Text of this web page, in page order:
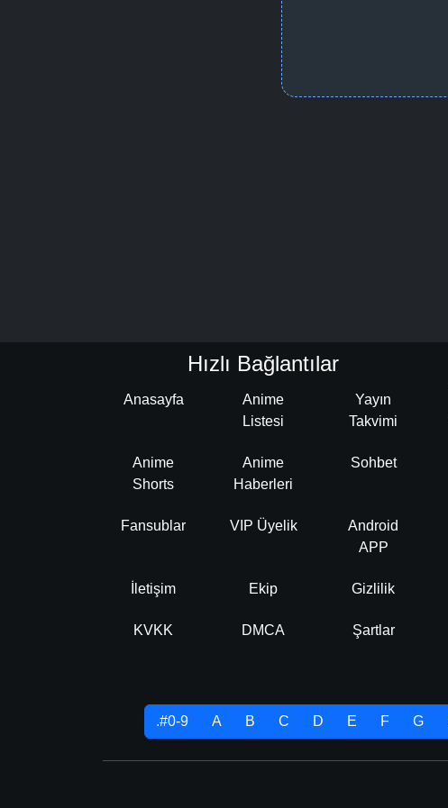
Hızlı Bağlantılar
Anasayfa
Anime
Listesi
Yayın
Takvimi
Anime
Shorts
Anime
Haberleri
Sohbet
Fansublar VIP Üyelik
Android
APP
İletişim Ekip Gizlilik
KVKK DMCA Şartlar
.#0-9 A B C D E F G